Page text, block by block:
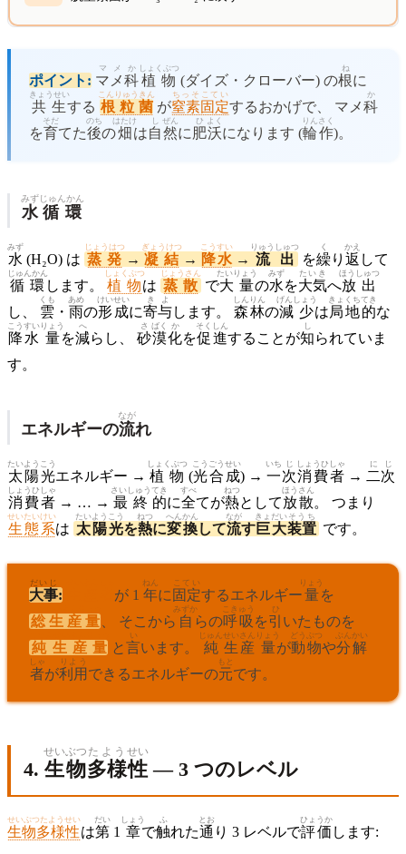
ポイント: マメ科
マメか
植物
しょくぶつ
(ダイズ・クローバー) の根
ね
に
共生
きょうせい
する 根粒菌
こんりゅうきん
が窒素固定
ちっそこてい
するおかげで、 マメ科
か
を育
そだ
てた後
のち
の畑
はたけ
は自
し
然
ぜん
に 肥
ひ
沃
よく
になります (輪作
りんさく
)。
水
みず
循環
じゅんかん
水
みず
(H₂O) は 蒸発
じょうはつ
→ 凝結
ぎょうけつ
→ 降水
こうすい
→ 流出
りゅうしゅつ
を繰
く
り 返
かえ
して
循環
じゅんかん
します。 植物
しょくぶつ
は 蒸散
じょうさん
で大量
たいりょう
の水
みず
を大気
たいき
へ放出
ほうしゅつ
し、 雲
くも
・ 雨
あめ
の形
けい
成
せい
に寄与
きよ
します。 森林
しんりん
の減少
げんしょう
は局地
きょくち
的
てき
な
降水
こうすい
量
りょう
を減
へ
らし、 砂
さ
漠
ばく
化
か
を促
そく
進
しん
することが知
し
られていま
す。
エネルギーの流
なが
れ
太陽光
たいようこう
エネルギー → 植物
しょくぶつ
(光合成
こうごうせい
) → 一
いち
次
じ
消費
しょうひ
者
しゃ
→ 二
に
次
じ
消費
しょうひ
者
しゃ
→ … → 最終
さいしゅう
的
てき
に全
すべ
てが熱
ねつ
として放
ほう
散
さん
。 つまり
生態系
せいたいけい
は 太陽光
たいようこう
を熱
ねつ
に変換
へんかん
して流
なが
す巨大
きょだい
装置
そうち
です。
大事
だいじ
: が 1 年
ねん
に 固定
こてい
するエネルギー量
りょう
を
総生産量 、 そこから 自
みずか
らの呼吸
こきゅう
を引
ひ
いたものを
純生産量 と言
い
います。 純
じゅん
生産
せいさん
量
りょう
が動物
どうぶつ
や分解
ぶんかい
者
しゃ
が利用
りよう
できるエネルギーの元
もと
です。
4. 生物
せいぶつ
多様
たよう
性
せい
— 3 つのレベル
生物多様性
せいぶつたようせい
は第
だい
1 章
しょう
で触
ふ
れた通
とお
り 3 レベルで評価
ひょうか
します: